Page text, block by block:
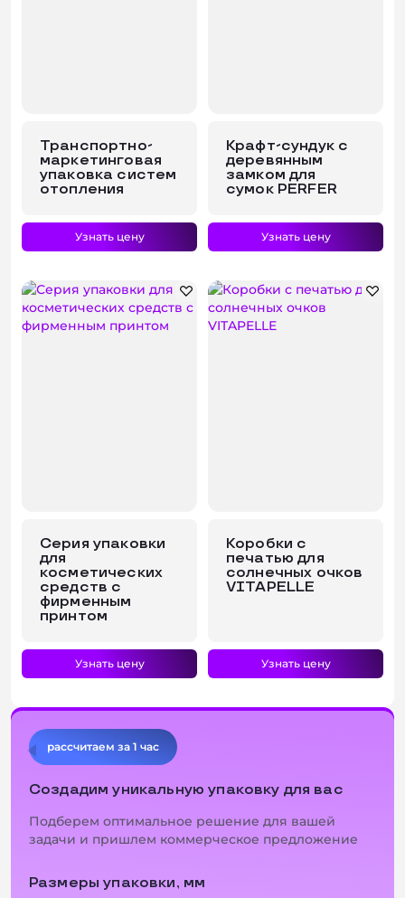
Транспортно-
маркетинговая
упаковка систем
отопления
Узнать цену
Крафт-сундук с
деревянным
замком для
сумок PERFER
Узнать цену
Серия упаковки
для
косметических
средств с
фирменным
принтом
Узнать цену
Коробки с
печатью для
солнечных очков
VITAPELLE
Узнать цену
1 2
рассчитаем за 1 час
Создадим уникальную упаковку для вас
Подберем оптимальное решение для вашей
задачи и пришлем коммерческое предложение
Размеры упаковки, мм